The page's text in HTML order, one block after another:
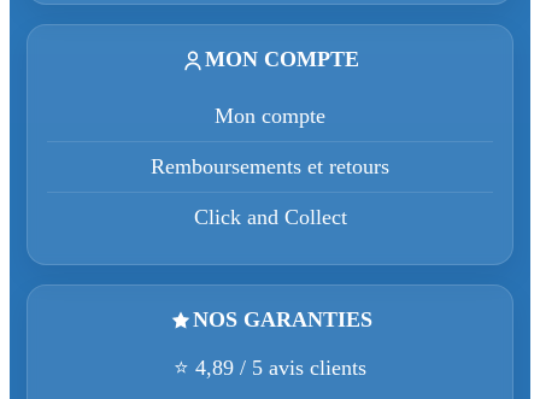
MON COMPTE
Mon compte
Remboursements et retours
Click and Collect
NOS GARANTIES
⭐ 4,89 / 5 avis clients